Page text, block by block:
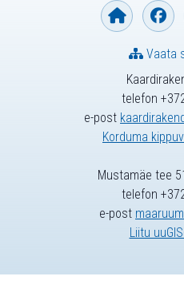
telefon
e-post
Korduma
Vaata
Mustamäe tee
telefon
e-post
Liitu